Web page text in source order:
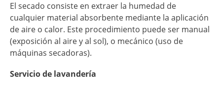
El secado consiste en extraer la humedad de
cualquier material absorbente mediante la aplicación
de aire o calor. Este procedimiento puede ser manual
(exposición al aire y al sol), o mecánico (uso de
máquinas secadoras).
Servicio de lavandería